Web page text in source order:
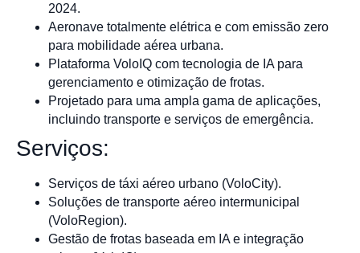
2024.
Aeronave totalmente elétrica e com emissão zero
para mobilidade aérea urbana.
Plataforma VoloIQ com tecnologia de IA para
gerenciamento e otimização de frotas.
Projetado para uma ampla gama de aplicações,
incluindo transporte e serviços de emergência.
Serviços:
Serviços de táxi aéreo urbano (VoloCity).
Soluções de transporte aéreo intermunicipal
(VoloRegion).
Gestão de frotas baseada em IA e integração